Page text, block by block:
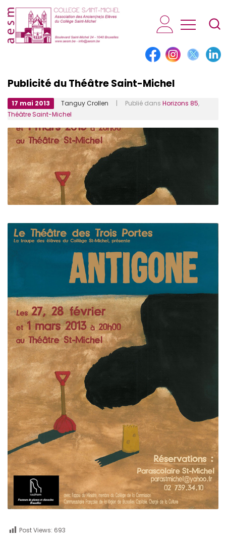
AESM...
Publicité du Théâtre Saint-Michel
17 mai 2013 Tanguy Crollen | Publié dans Horizons 85,
Théâtre Saint-Michel
Post Views: 693